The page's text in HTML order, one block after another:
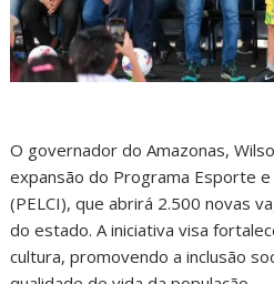
O governador do Amazonas,
expansão do Programa Esporte
(PELCI), que abrirá 2.500 novas
do estado. A iniciativa visa
cultura, promovendo a inclusão